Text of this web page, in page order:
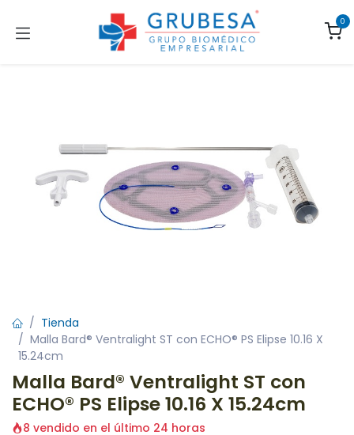
0
Tienda
Malla Bard® Ventralight ST con ECHO® PS Elipse 10.16 X
15.24cm
Malla Bard® Ventralight ST con
ECHO® PS Elipse 10.16 X 15.24cm
8 vendido en el último 24 horas